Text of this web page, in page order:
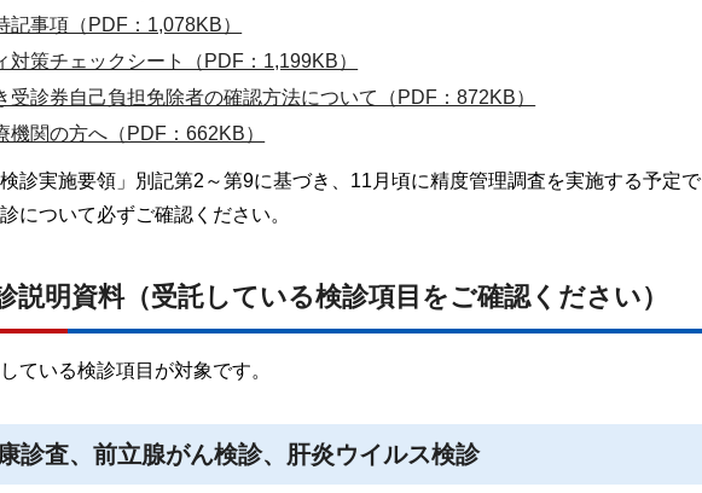
記事項（PDF：1,078KB）
対策チェックシート（PDF：1,199KB）
受診券自己負担免除者の確認方法について（PDF：872KB）
機関の方へ（PDF：662KB）
検診実施要領」別記第2～第9に基づき、11月頃に精度管理調査を実施する予定で
について必ずご確認ください。
説明資料（受託している検診項目をご確認ください）
ている検診項目が対象です。
診査、前立腺がん検診、肝炎ウイルス検診